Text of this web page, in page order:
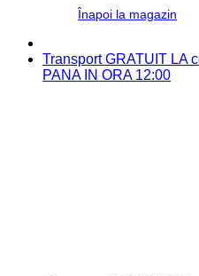
Înapoi la magazin
Transport GRATUIT LA
PANA IN ORA 12:00